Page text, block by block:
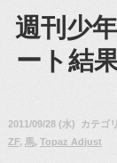
週刊少
ート結
2011/09/28 (水) カテゴ
ZF, 馬, Topaz Adjust